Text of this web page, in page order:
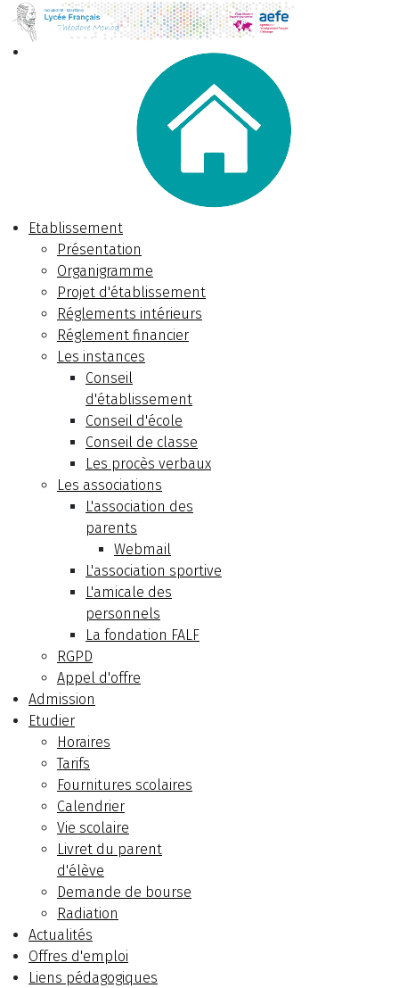
Etablissement
Présentation
Organigramme
Projet d'établissement
Réglements intérieurs
Réglement financier
Les instances
Conseil
d'établissement
Conseil d'école
Conseil de classe
Les procès verbaux
Les associations
L'association des
parents
Webmail
L'association sportive
L'amicale des
personnels
La fondation FALF
RGPD
Appel d'offre
Admission
Etudier
Horaires
Tarifs
Fournitures scolaires
Calendrier
Vie scolaire
Livret du parent
d'élève
Demande de bourse
Radiation
Actualités
Offres d'emploi
Liens pédagogiques